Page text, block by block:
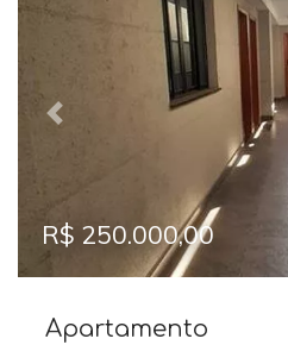
Previous
R$ 250.000,00
Apartamento